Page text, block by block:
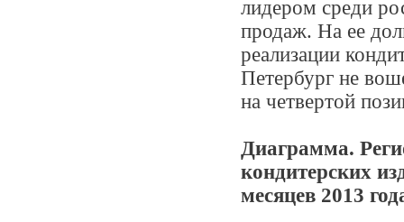
лидером среди
продаж. На ее
реализации
Петербург не
на четвертой
Диаграмма.
кондитерских
месяцев 2013